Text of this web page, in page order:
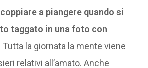
a piangere quando si
taggato in una foto con
. Tutta la giornata la mente viene
relativi all’amato. Anche